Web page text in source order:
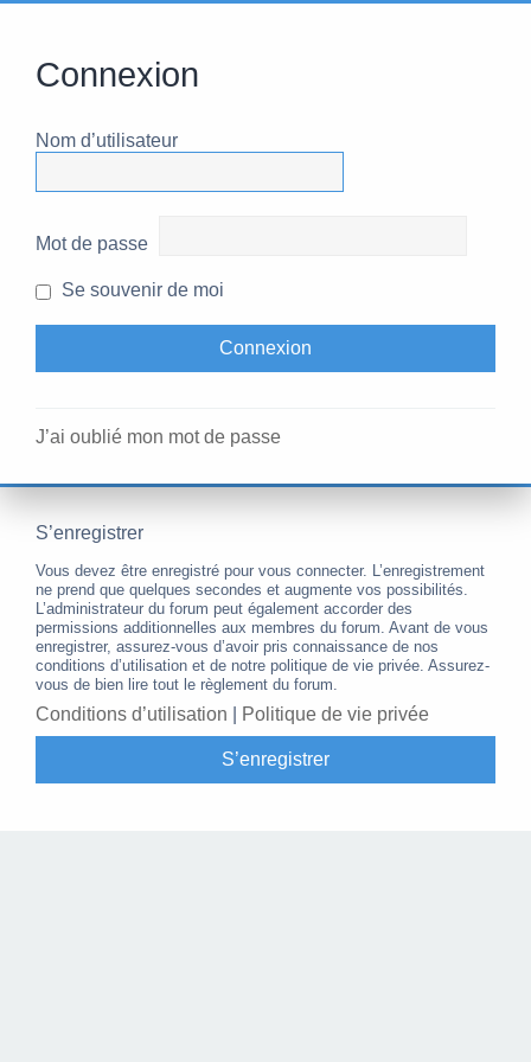
Connexion
Nom d’utilisateur
Mot de passe
Se souvenir de moi
J’ai oublié mon mot de passe
S’enregistrer
Vous devez être enregistré pour vous connecter. L’enregistrement
ne prend que quelques secondes et augmente vos possibilités.
L’administrateur du forum peut également accorder des
permissions additionnelles aux membres du forum. Avant de vous
enregistrer, assurez-vous d’avoir pris connaissance de nos
conditions d’utilisation et de notre politique de vie privée. Assurez-
vous de bien lire tout le règlement du forum.
Conditions d’utilisation Politique de vie privée
S’enregistrer